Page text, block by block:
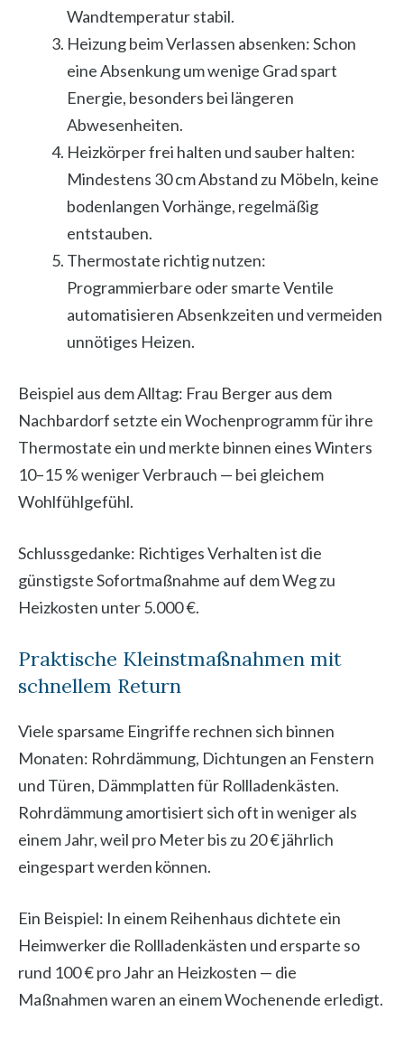
Wandtemperatur stabil.
Heizung beim Verlassen absenken: Schon
eine Absenkung um wenige Grad spart
Energie, besonders bei längeren
Abwesenheiten.
Heizkörper frei halten und sauber halten:
Mindestens 30 cm Abstand zu Möbeln, keine
bodenlangen Vorhänge, regelmäßig
entstauben.
Thermostate richtig nutzen:
Programmierbare oder smarte Ventile
automatisieren Absenkzeiten und vermeiden
unnötiges Heizen.
Beispiel aus dem Alltag: Frau Berger aus dem
Nachbardorf setzte ein Wochenprogramm für ihre
Thermostate ein und merkte binnen eines Winters
10–15 % weniger Verbrauch — bei gleichem
Wohlfühlgefühl.
Schlussgedanke: Richtiges Verhalten ist die
günstigste Sofortmaßnahme auf dem Weg zu
Heizkosten unter 5.000 €.
Praktische Kleinstmaßnahmen mit
schnellem Return
Viele sparsame Eingriffe rechnen sich binnen
Monaten: Rohrdämmung, Dichtungen an Fenstern
und Türen, Dämmplatten für Rollladenkästen.
Rohrdämmung amortisiert sich oft in weniger als
einem Jahr, weil pro Meter bis zu 20 € jährlich
eingespart werden können.
Ein Beispiel: In einem Reihenhaus dichtete ein
Heimwerker die Rollladenkästen und ersparte so
rund 100 € pro Jahr an Heizkosten — die
Maßnahmen waren an einem Wochenende erledigt.